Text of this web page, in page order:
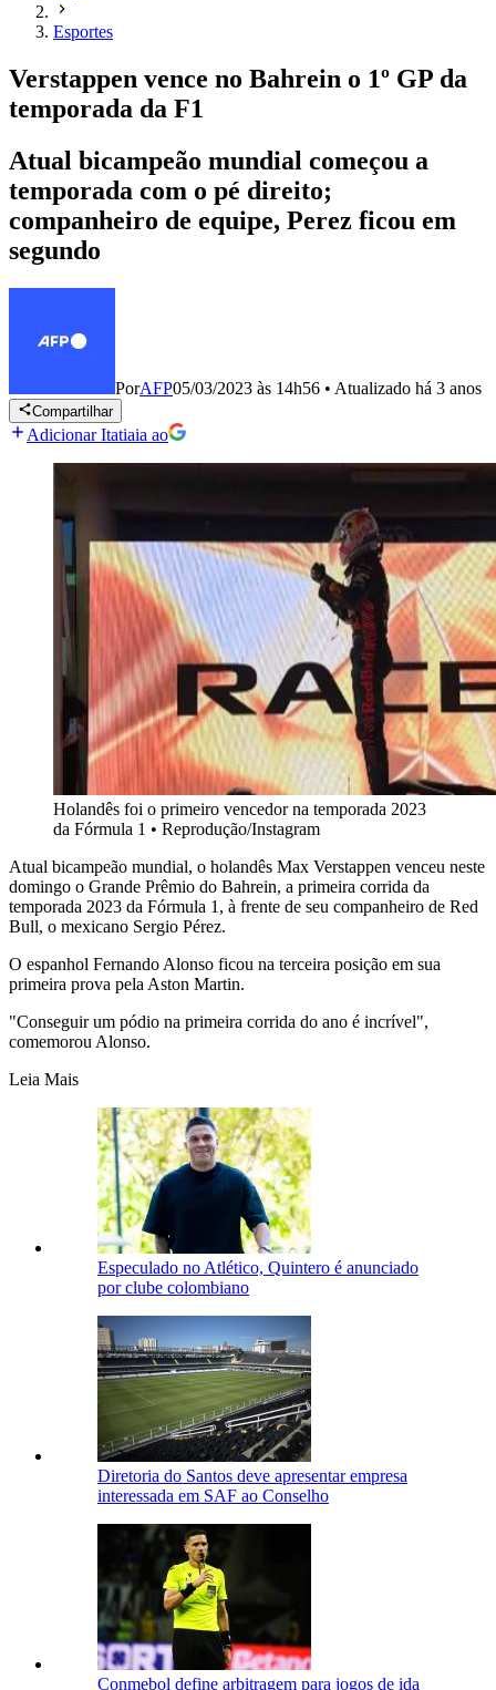
Esportes
Verstappen vence no Bahrein o 1º GP da
temporada da F1
Atual bicampeão mundial começou a
temporada com o pé direito;
companheiro de equipe, Perez ficou em
segundo
PorAFP05/03/2023 às 14h56 • Atualizado há 3 anos
Compartilhar
Adicionar Itatiaia ao
Holandês foi o primeiro vencedor na temporada 2023
da Fórmula 1 • Reprodução/Instagram
Atual bicampeão mundial, o holandês Max Verstappen venceu neste
domingo o Grande Prêmio do Bahrein, a primeira corrida da
temporada 2023 da Fórmula 1, à frente de seu companheiro de Red
Bull, o mexicano Sergio Pérez.
O espanhol Fernando Alonso ficou na terceira posição em sua
primeira prova pela Aston Martin.
"Conseguir um pódio na primeira corrida do ano é incrível",
comemorou Alonso.
Leia Mais
Especulado no Atlético, Quintero é anunciado
por clube colombiano
Diretoria do Santos deve apresentar empresa
interessada em SAF ao Conselho
Conmebol define arbitragem para jogos de ida